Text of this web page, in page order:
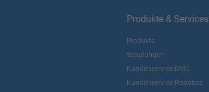
Produkte & Services
Produkte
Schulungen
Kundenservice DMC
Kundenservice Robotics